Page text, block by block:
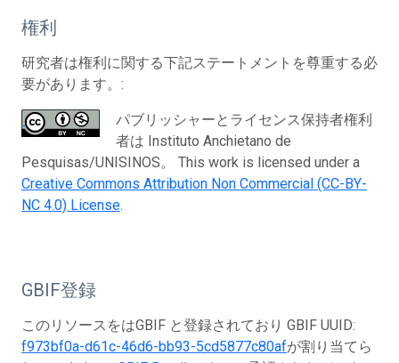
権利
研究者は権利に関する下記ステートメントを尊重する必
要があります。:
パブリッシャーとライセンス保持者権利
者は Instituto Anchietano de
Pesquisas/UNISINOS。 This work is licensed under a
Creative Commons Attribution Non Commercial (CC-BY-
NC 4.0) License.
GBIF登録
このリソースをはGBIF と登録されており GBIF UUID:
f973bf0a-d61c-46d6-bb93-5cd5877c80afが割り当てら